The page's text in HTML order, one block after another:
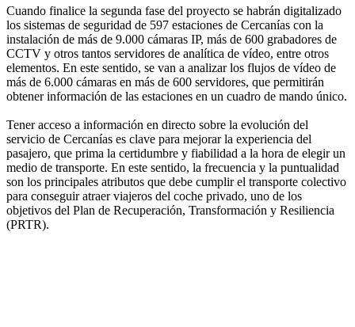
Cuando finalice la segunda fase del proyecto se habrán digitalizado
los sistemas de seguridad de 597 estaciones de Cercanías con la
instalación de más de 9.000 cámaras IP, más de 600 grabadores de
CCTV y otros tantos servidores de analítica de vídeo, entre otros
elementos. En este sentido, se van a analizar los flujos de vídeo de
más de 6.000 cámaras en más de 600 servidores, que permitirán
obtener información de las estaciones en un cuadro de mando único.
Tener acceso a información en directo sobre la evolución del
servicio de Cercanías es clave para mejorar la experiencia del
pasajero, que prima la certidumbre y fiabilidad a la hora de elegir un
medio de transporte. En este sentido, la frecuencia y la puntualidad
son los principales atributos que debe cumplir el transporte colectivo
para conseguir atraer viajeros del coche privado, uno de los
objetivos del Plan de Recuperación, Transformación y Resiliencia
(PRTR).